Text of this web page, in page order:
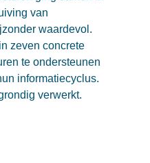
van
waardevol.
zeven concrete
te ondersteunen
informatiecyclus.
verwerkt.